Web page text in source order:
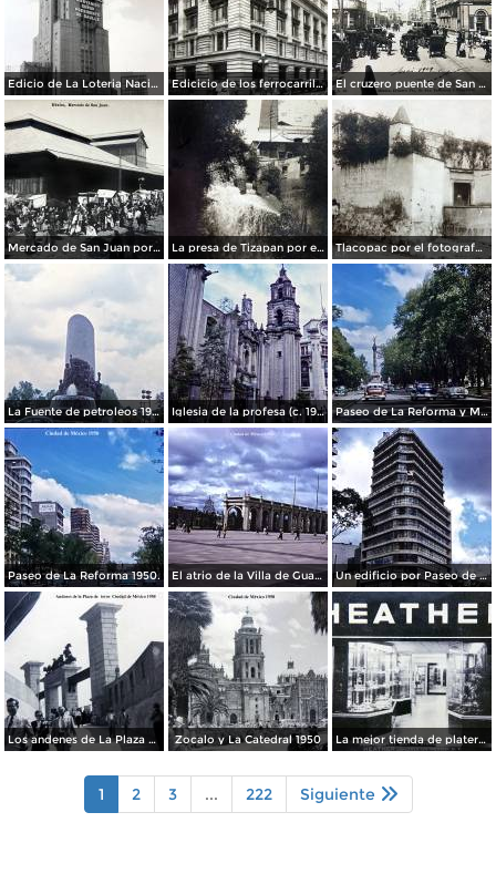
Edicio de La Loteria Nacional Ciudad de México Abril de 1964 Edicicio de los ferrocarriles. El cruzero puente de San Francisco y Guardiola por el fotografo Felix Miret.
Mercado de San Juan por el fotografo Felix Miret La presa de Tizapan por el fotografo Fernando Kososky. ( Circulada el 22 de Diembre de 1910 ). Tlacopac por el fotografo Hugo Brehme.
La Fuente de petroleos 1950. Iglesia de la profesa (c. 1950) Paseo de La Reforma y Mto a La Independencia 1950
Paseo de La Reforma 1950. El atrio de la Villa de Guadalupe 1950. Un edificio por Paseo de La Reforma 1950
Los andenes de La Plaza de toros Ciudad de México 1950 Zocalo y La Catedral 1950 La mejor tienda de plateria.
1 2 3 ... 222 Siguiente